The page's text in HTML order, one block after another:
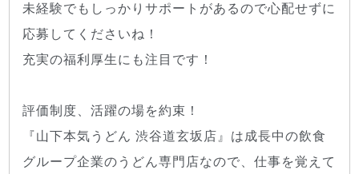
未経験でもしっかりサポートがあるので心配せずに
応募してくださいね！
充実の福利厚生にも注目です！
評価制度、活躍の場を約束！
『山下本気うどん 渋谷道玄坂店』は成長中の飲食
グループ企業のうどん専門店なので、仕事を覚えて